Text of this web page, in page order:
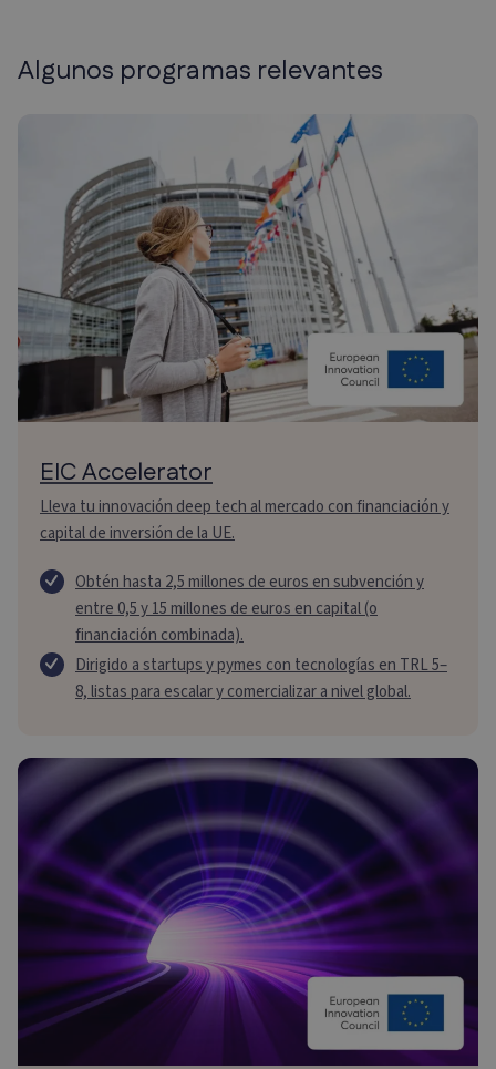
Algunos programas relevantes
EIC Accelerator
Lleva tu innovación deep tech al mercado con financiación y
capital de inversión de la UE.
Obtén hasta 2,5 millones de euros en subvención y
entre 0,5 y 15 millones de euros en capital (o
financiación combinada).
Dirigido a startups y pymes con tecnologías en TRL 5–
8, listas para escalar y comercializar a nivel global.